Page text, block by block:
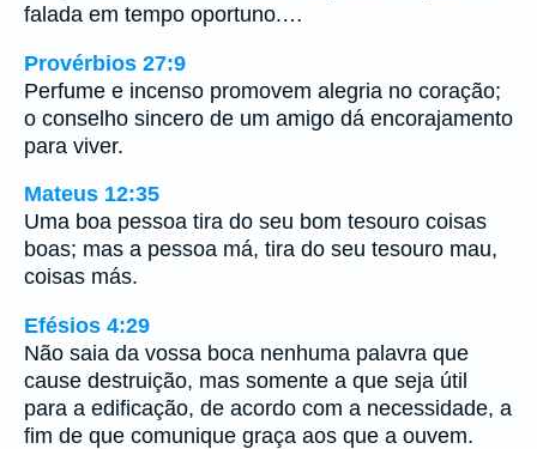
falada em tempo oportuno.…
Provérbios 27:9
Perfume e incenso promovem alegria no coração;
o conselho sincero de um amigo dá encorajamento
para viver.
Mateus 12:35
Uma boa pessoa tira do seu bom tesouro coisas
boas; mas a pessoa má, tira do seu tesouro mau,
coisas más.
Efésios 4:29
Não saia da vossa boca nenhuma palavra que
cause destruição, mas somente a que seja útil
para a edificação, de acordo com a necessidade, a
fim de que comunique graça aos que a ouvem.